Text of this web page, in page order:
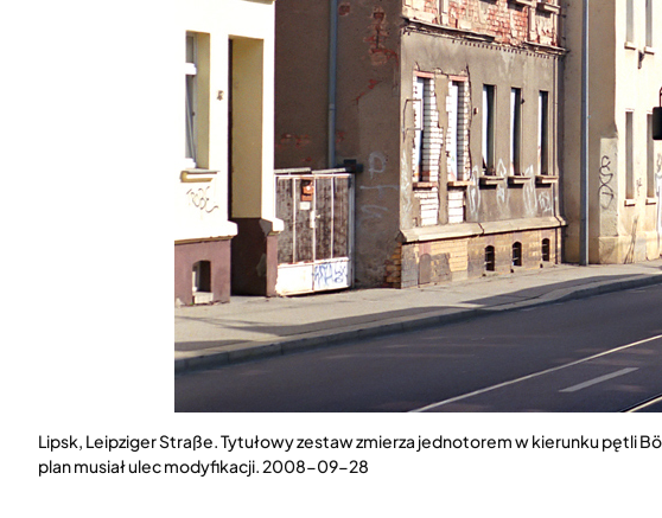
Lipsk, Leipziger Straße. Tytułowy zestaw zmierza jednotorem w kierunku pętli
plan musiał ulec modyfikacji. 2008-09-28